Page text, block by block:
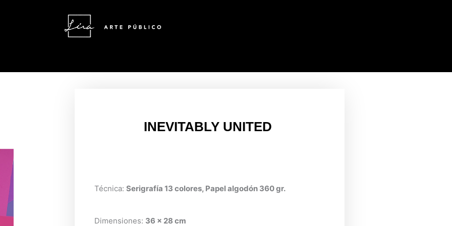
INEVITABLY UNITED
Técnica:Serigrafía 13 colores, Papel algodón 360 gr.
Dimensiones: 36 x 28 cm